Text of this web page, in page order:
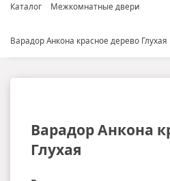
Каталог Межкомнатные двери
Варадор Анкона красное дерево Глухая
Варадор Анкона
Глухая